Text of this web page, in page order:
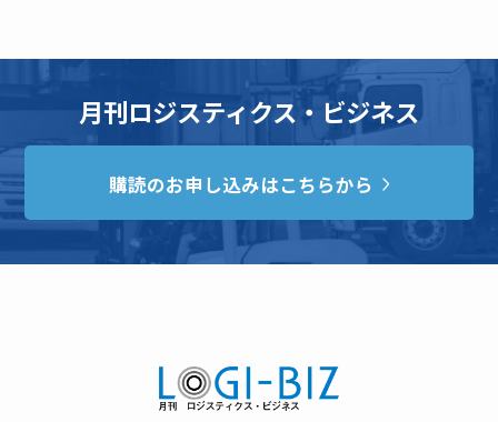
月刊ロジスティクス・ビジネス
購読のお申し込みはこちらから